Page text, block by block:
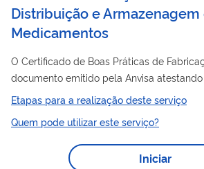
Distribuição e Armazenagem
Medicamentos
O Certificado de Boas Práticas de
documento emitido pela Anvisa
estabelecimento cumpre com as Boas
O Certificado de Boas Práticas de
Armazenagem (CBPDA) é o documento
atestando que determinado
Boas Práticas de Distribuição e
Etapas para a realização deste serviço
Quem pode utilizar este serviço?
Iniciar